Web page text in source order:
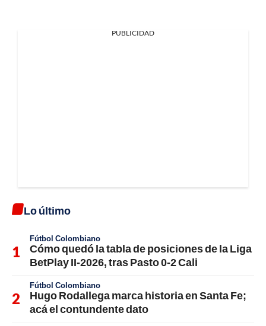
PUBLICIDAD
Lo último
Fútbol Colombiano
Cómo quedó la tabla de posiciones de la Liga
BetPlay II-2026, tras Pasto 0-2 Cali
Fútbol Colombiano
Hugo Rodallega marca historia en Santa Fe;
acá el contundente dato